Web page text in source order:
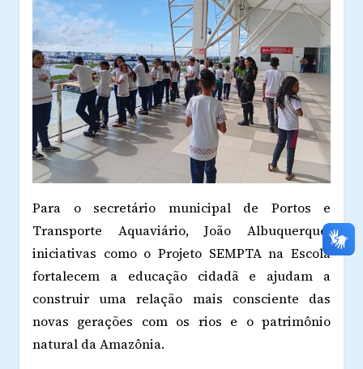
Para o secretário municipal de Portos e
Transporte Aquaviário, João Albuquerque,
iniciativas como o Projeto SEMPTA na Escola
fortalecem a educação cidadã e ajudam a
construir uma relação mais consciente das
novas gerações com os rios e o patrimônio
natural da Amazônia.